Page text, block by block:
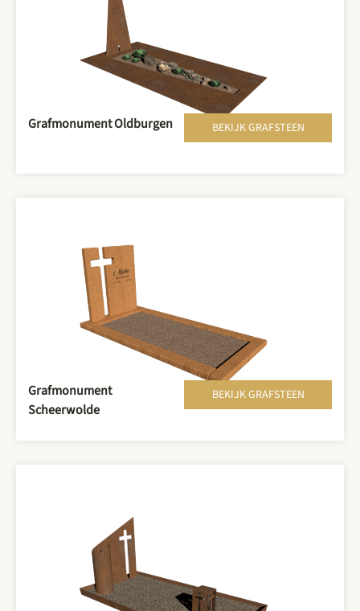
Grafmonument Oldburgen BEKIJK GRAFSTEEN
Grafmonument
Scheerwolde
BEKIJK GRAFSTEEN